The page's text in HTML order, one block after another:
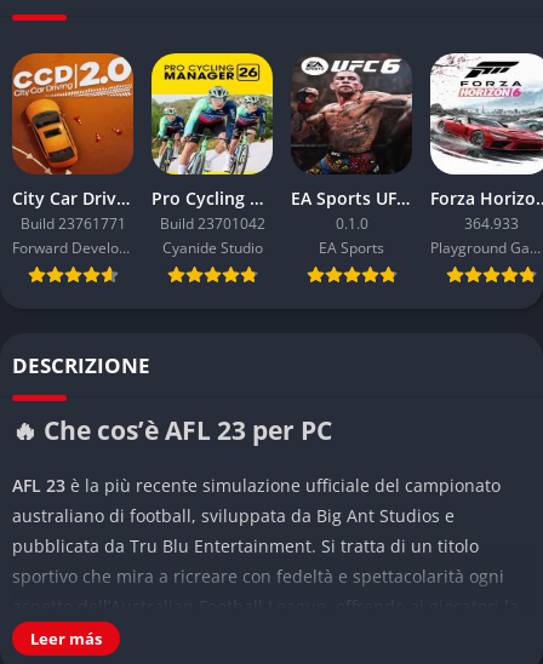
City Car Driving 2.0
Build 23761771
Forward Development
Pro Cycling Manager 26
Build 23701042
Cyanide Studio
EA Sports UFC 6
0.1.0
EA Sports
364.933
Playground Games
DESCRIZIONE
🔥 Che cos’è AFL 23 per PC
AFL 23 è la più recente simulazione ufficiale del campionato
australiano di football, sviluppata da Big Ant Studios e
pubblicata da Tru Blu Entertainment. Si tratta di un titolo
sportivo che mira a ricreare con fedeltà e spettacolarità ogni
aspetto dell’Australian Football League, offrendo ai giocatori la
possibilità di vivere in prima persona la stagione completa, con
Leer más